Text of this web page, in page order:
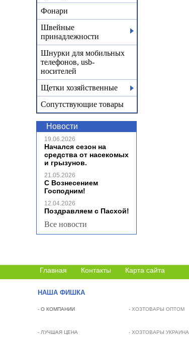
Фонари
Швейные
принадлежности
Шнурки для мобильных
телефонов, usb-
носителей
Щетки хозяйственные
Сопутствующие товары
Новости
19.06.2026
Начался сезон на
средства от насекомых
и грызунов.
21.05.2026
С Вознесением
Господним!
12.04.2026
Поздравляем с Пасхой!
Все новости
Главная Контакты Карта сайта
НАША ФИШКА
- О КОМПАНИИ - ХОЗТОВАРЫ ОПТОМ
- ЛУЧШАЯ ЦЕНА - ХОЗТОВАРЫ УКРАИНА